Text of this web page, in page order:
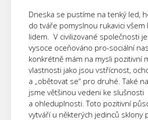
Dneska se pustíme na tenký led,
do tváře pomyslnou rukavici všem
lidem. V civilizované společnosti
vysoce oceňováno pro-sociální
konkrétně mám na mysli pozitivní
vlastnosti jako jsou vstřícnost,
a „obětovat se“ pro druhé. Také
jsme většinou vedeni ke slušnosti
a ohleduplnosti. Toto pozitivní
vytváří u některých jedinců sklony